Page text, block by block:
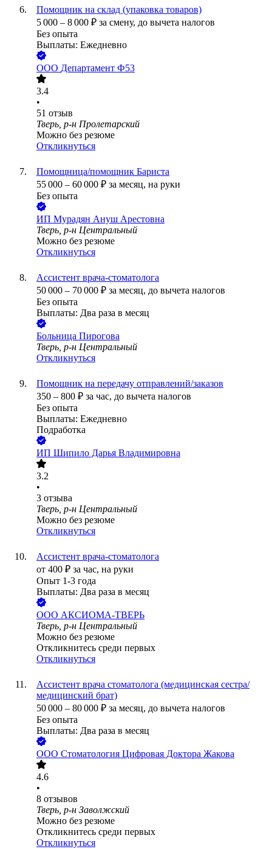
Помощник на склад (упаковка товаров)
5 000 – 8 000 ₽ за смену, до вычета налогов
Без опыта
Выплаты: Ежедневно
ООО Департамент Ф53
3.4
•
51 отзыв
Тверь, р-н Пролетарский
Можно без резюме
Откликнуться
Помощница/помощник Бариста
55 000 – 60 000 ₽ за месяц, на руки
Без опыта
ИП Мурадян Ануш Арестовна
Тверь, р-н Центральный
Можно без резюме
Откликнуться
Ассистент врача-стоматолога
50 000 – 70 000 ₽ за месяц, до вычета налогов
Без опыта
Выплаты: Два раза в месяц
Больница Пирогова
Тверь, р-н Центральный
Откликнуться
Помощник на передачу отправлений/заказов
350 – 800 ₽ за час, до вычета налогов
Без опыта
Выплаты: Ежедневно
Подработка
ИП Шипило Дарья Владимировна
3.2
•
3 отзыва
Тверь, р-н Центральный
Можно без резюме
Откликнуться
Ассистент врача-стоматолога
от 400 ₽ за час, на руки
Опыт 1-3 года
Выплаты: Два раза в месяц
ООО АКСИОМА-ТВЕРЬ
Тверь, р-н Центральный
Можно без резюме
Откликнитесь среди первых
Откликнуться
Ассистент врача стоматолога (медицинская сестра/
медицинский брат)
50 000 – 80 000 ₽ за месяц, до вычета налогов
Без опыта
Выплаты: Два раза в месяц
ООО Стоматология Цифровая Доктора Жакова
4.6
•
8 отзывов
Тверь, р-н Заволжский
Можно без резюме
Откликнитесь среди первых
Откликнуться